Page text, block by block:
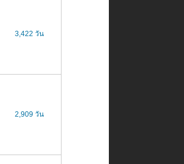
3,422 วัน
2,909 วัน